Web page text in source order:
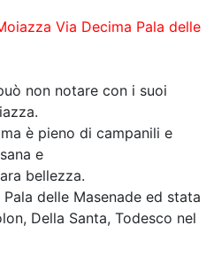
Via Decima Pala delle
non notare con i suoi
è pieno di campanili e
e
bellezza.
delle Masenade ed stata
Della Santa, Todesco nel